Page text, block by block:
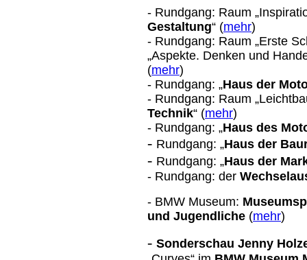
- Rundgang: Raum
Gestaltung“ (mehr)
- Rundgang: Raum „Erste
„Aspekte. Denken und
(mehr)
- Rundgang: „Haus der
- Rundgang: Raum
Technik“ (mehr)
- Rundgang: „Haus des
- Rundgang: „Haus der
- Rundgang: „Haus der
- Rundgang: der
- BMW Museum:
und Jugendliche (mehr)
- Sonderschau Jenny